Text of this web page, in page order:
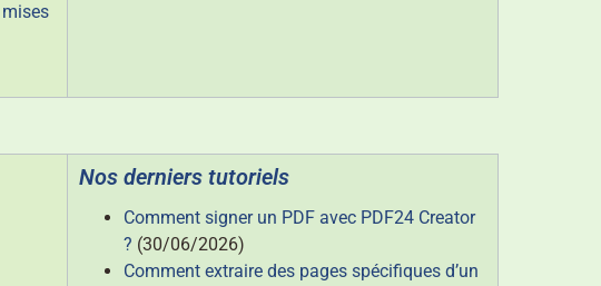
mises
Nos derniers tutoriels
Comment signer un PDF avec PDF24 Creator
? (30/06/2026)
Comment extraire des pages spécifiques d’un